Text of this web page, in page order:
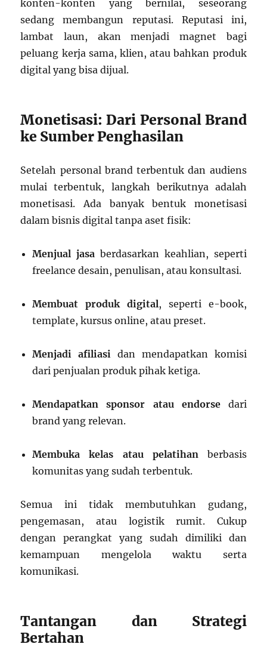
konten-konten yang bernilai, seseorang
sedang membangun reputasi. Reputasi ini,
lambat laun, akan menjadi magnet bagi
peluang kerja sama, klien, atau bahkan produk
digital yang bisa dijual.
Monetisasi: Dari Personal Brand
ke Sumber Penghasilan
Setelah personal brand terbentuk dan audiens
mulai terbentuk, langkah berikutnya adalah
monetisasi. Ada banyak bentuk monetisasi
dalam bisnis digital tanpa aset fisik:
Menjual jasa berdasarkan keahlian, seperti
freelance desain, penulisan, atau konsultasi.
Membuat produk digital, seperti e-book,
template, kursus online, atau preset.
Menjadi afiliasi
dan mendapatkan komisi
dari penjualan produk pihak ketiga.
Mendapatkan sponsor atau endorsedari
brand yang relevan.
Membuka kelas atau pelatihan berbasis
komunitas yang sudah terbentuk.
Semua ini tidak membutuhkan gudang,
pengemasan, atau logistik rumit. Cukup
dengan perangkat yang sudah dimiliki dan
kemampuan mengelola waktu serta
komunikasi.
Tantangan dan Strategi
Bertahan